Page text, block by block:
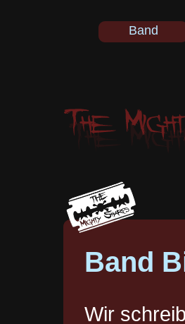
Band
Band
Wir